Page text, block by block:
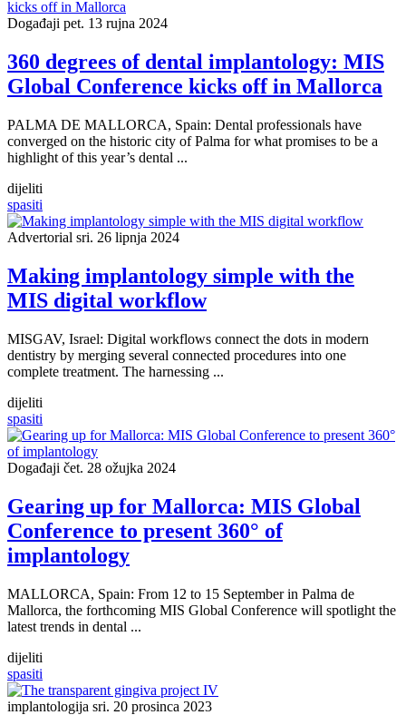
Događaji pet. 13 rujna 2024
360 degrees of dental implantology: MIS
Global Conference kicks off in Mallorca
PALMA DE MALLORCA, Spain: Dental professionals have
converged on the historic city of Palma for what promises to be a
highlight of this year’s dental ...
dijeliti
spasiti
Advertorial sri. 26 lipnja 2024
Making implantology simple with the
MIS digital workflow
MISGAV, Israel: Digital workflows connect the dots in modern
dentistry by merging several connected procedures into one
complete treatment. The harnessing ...
dijeliti
spasiti
Događaji čet. 28 ožujka 2024
Gearing up for Mallorca: MIS Global
Conference to present 360° of
implantology
MALLORCA, Spain: From 12 to 15 September in Palma de
Mallorca, the forthcoming MIS Global Conference will spotlight the
latest trends in dental ...
dijeliti
spasiti
implantologija sri. 20 prosinca 2023